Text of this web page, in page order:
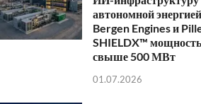
автономной энергией
Bergen Engines и
SHIELDX™
свыше 500 МВт
01.07.2026